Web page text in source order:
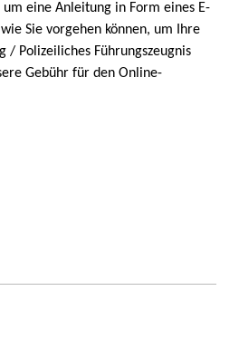
eine Anleitung in Form eines E-
Sie vorgehen können, um Ihre
/ Polizeiliches Führungszeugnis
Gebühr für den Online-